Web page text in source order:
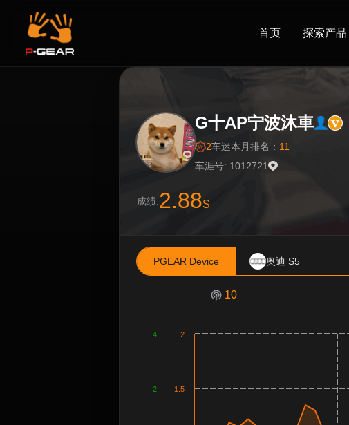
首页 探索产品
G十AP宁波沐車
2车迷本月排名： 11
车涯号: 1012721
成绩:2.88S
PGEAR Device 奥迪 S5
10
1.5
2
2
4